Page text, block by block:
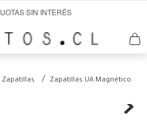
SIN INTERÉS
Zapatillas
Zapatillas UA Magnético